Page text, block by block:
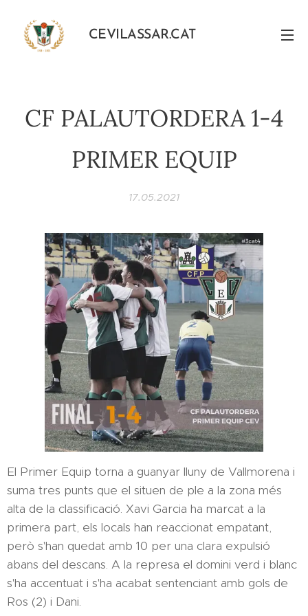
CEVILASSAR.CAT
CF PALAUTORDERA 1-4
PRIMER EQUIP
17.05.2021
El Primer Equip torna a guanyar lluny de Vallmorena i
suma tres punts que el situen de ple a la zona més
alta de la classificació. Xavi Garcia ha marcat a la
primera part, els locals han reaccionat empatant,
però s'han quedat amb 10 per una clara expulsió
abans del descans. A la represa el domini verd i blanc
s'ha accentuat i s'ha acabat sentenciant amb gols de
Ros (2) i Dani.